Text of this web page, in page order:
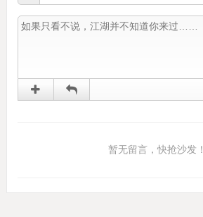
暂无留言，快抢沙发！